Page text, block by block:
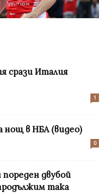
срази Италия
1
в НБА (видео)
0
двубой
така